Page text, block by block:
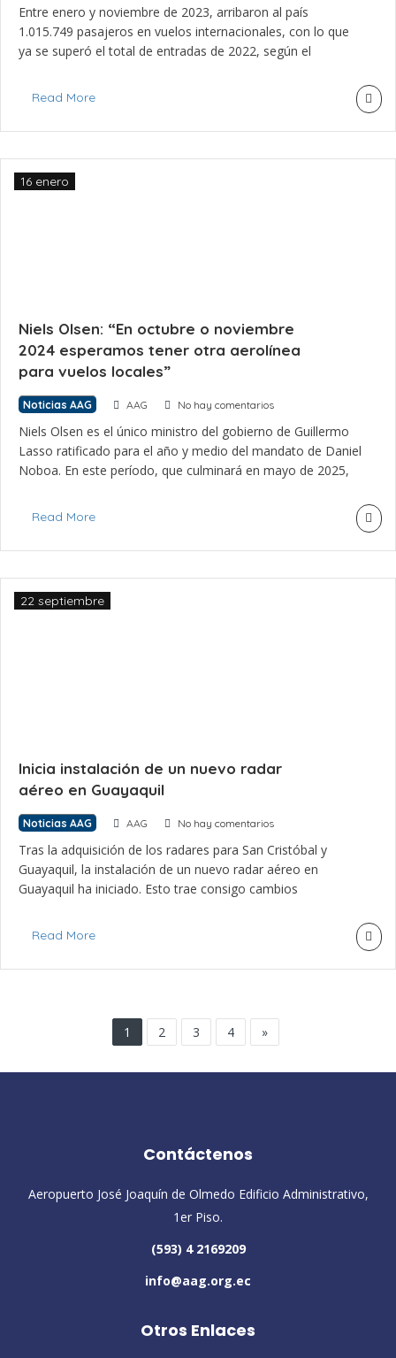
Entre enero y noviembre de 2023, arribaron al país
1.015.749 pasajeros en vuelos internacionales, con lo que
ya se superó el total de entradas de 2022, según el
alcanzar o superar los 1,6 millones de arribos
[…]
Read More
Niels Olsen: “En octubre o noviembre
2024 esperamos tener otra aerolínea
para vuelos locales”
16 enero
Noticias AAG AAG No hay comentarios
Niels Olsen es el único ministro del gobierno de Guillermo
Lasso ratificado para el año y medio del mandato de Daniel
Noboa. En este período, que culminará en mayo de 2025,
anterior administración. Olsen afirma que entre los planes
Read More
Inicia instalación de un nuevo radar
aéreo en Guayaquil
22 septiembre
Noticias AAG AAG No hay comentarios
Tras la adquisición de los radares para San Cristóbal y
Guayaquil, la instalación de un nuevo radar aéreo en
Guayaquil ha iniciado. Esto trae consigo cambios
de Olmedo. Posiblemente como pasajero y usuario del
volar desde o […]
Read More
1 2 3 4 »
Contáctenos
Aeropuerto José Joaquín de Olmedo Edificio Administrativo,
1er Piso.
(593) 4 2169209
info@aag.org.ec
Otros Enlaces